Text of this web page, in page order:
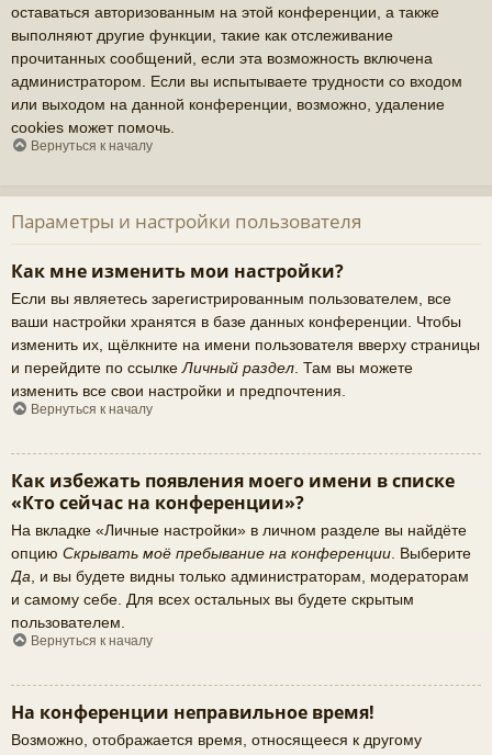
оставаться авторизованным на этой конференции, а также
выполняют другие функции, такие как отслеживание
прочитанных сообщений, если эта возможность включена
администратором. Если вы испытываете трудности со входом
или выходом на данной конференции, возможно, удаление
cookies может помочь.
Вернуться к началу
Параметры и настройки пользователя
Как мне изменить мои настройки?
Если вы являетесь зарегистрированным пользователем, все
ваши настройки хранятся в базе данных конференции. Чтобы
изменить их, щёлкните на имени пользователя вверху страницы
и перейдите по ссылкеЛичный раздел. Там вы можете
изменить все свои настройки и предпочтения.
Вернуться к началу
Как избежать появления моего имени в списке
«Кто сейчас на конференции»?
На вкладке «Личные настройки» в личном разделе вы найдёте
опцию Скрывать моё пребывание на конференции. Выберите
Да, и вы будете видны только администраторам, модераторам
и самому себе. Для всех остальных вы будете скрытым
пользователем.
Вернуться к началу
На конференции неправильное время!
Возможно, отображается время, относящееся к другому